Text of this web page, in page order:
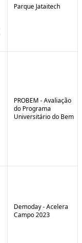
Parque Jataitech
PROBEM - Avaliação
do Programa
Universitário do Bem
Demoday - Acelera
Campo 2023